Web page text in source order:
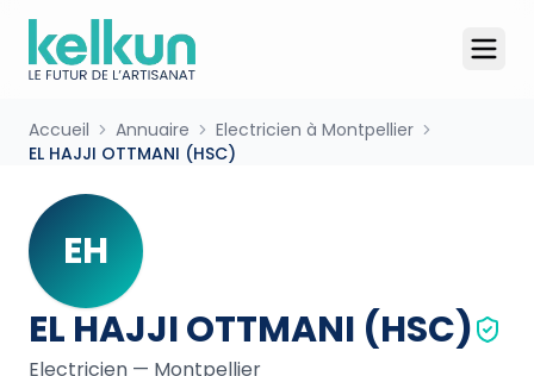
Accueil Annuaire
Electricien à Montpellier
EL HAJJI OTTMANI (HSC)
EH
EL HAJJI OTTMANI (HSC)
Electricien — Montpellier